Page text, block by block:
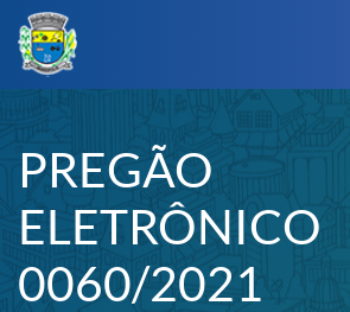
PREGÃO
ELETRÔNICO
0060/2021